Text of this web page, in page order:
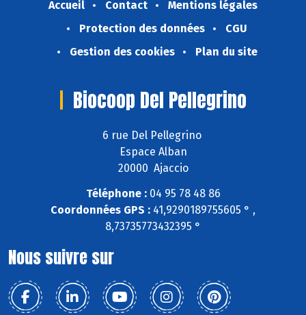
Accueil Contact
Mentions légales
Protection des données
CGU
Gestion des cookies
Plan du site
Biocoop Del Pellegrino
6 rue Del Pellegrino
Espace Alban
20000 Ajaccio
Téléphone :04 95 78 48 86
Coordonnées GPS : 41,9290189755605 ° ,
8,73735773432395 °
Nous suivre sur